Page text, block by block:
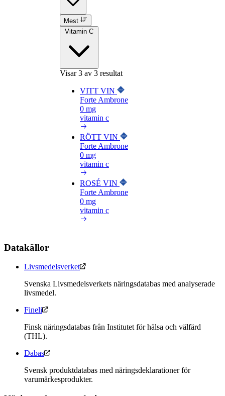
Mest
Vitamin C
Visar3 av 3 resultat
VITT VIN
Forte Ambrone
0 mg
vitamin c
RÖTT VIN
Forte Ambrone
0 mg
vitamin c
ROSÉ VIN
Forte Ambrone
0 mg
vitamin c
Datakällor
Livsmedelsverket
Svenska Livsmedelsverkets näringsdatabas med analyserade
livsmedel.
Fineli
Finsk näringsdatabas från Institutet för hälsa och välfärd
(THL).
Dabas
Svensk produktdatabas med näringsdeklarationer för
varumärkesprodukter.